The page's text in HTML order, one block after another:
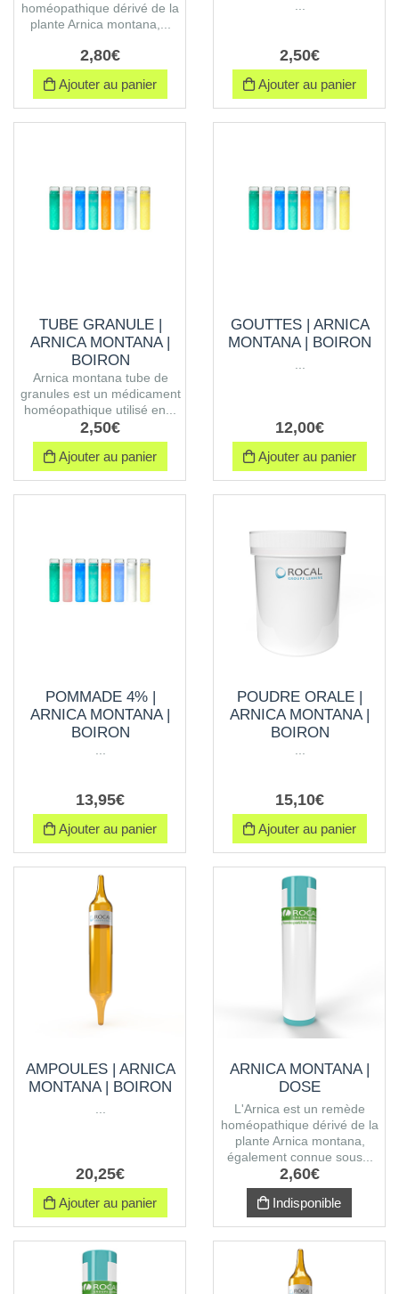
homéopathique dérivé de la
plante Arnica montana,...
2,80€
Ajouter au panier
2,50€
Ajouter au panier
TUBE GRANULE |
ARNICA MONTANA |
BOIRON
Arnica montana tube de
granules est un médicament
homéopathique utilisé en...
2,50€
Ajouter au panier
GOUTTES | ARNICA
MONTANA | BOIRON
12,00€
Ajouter au panier
POMMADE 4% |
ARNICA MONTANA |
BOIRON
13,95€
Ajouter au panier
POUDRE ORALE |
ARNICA MONTANA |
BOIRON
15,10€
Ajouter au panier
AMPOULES | ARNICA
MONTANA | BOIRON
20,25€
Ajouter au panier
ARNICA MONTANA |
DOSE
L'Arnica est un remède
homéopathique dérivé de la
plante Arnica montana,
également connue sous...
2,60€
Indisponible